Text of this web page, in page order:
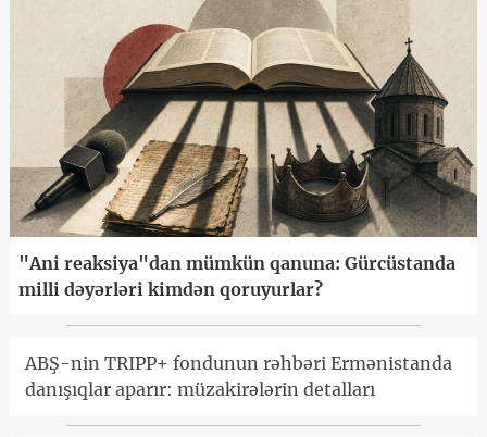
"Ani reaksiya"dan mümkün qanuna: Gürcüstanda
milli dəyərləri kimdən qoruyurlar?
ABŞ-nin TRIPP+ fondunun rəhbəri Ermənistanda
danışıqlar aparır: müzakirələrin detalları